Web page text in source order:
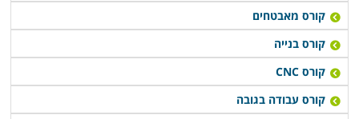
קורס מאבטחים
קורס בנייה
קורס CNC
קורס עבודה בגובה